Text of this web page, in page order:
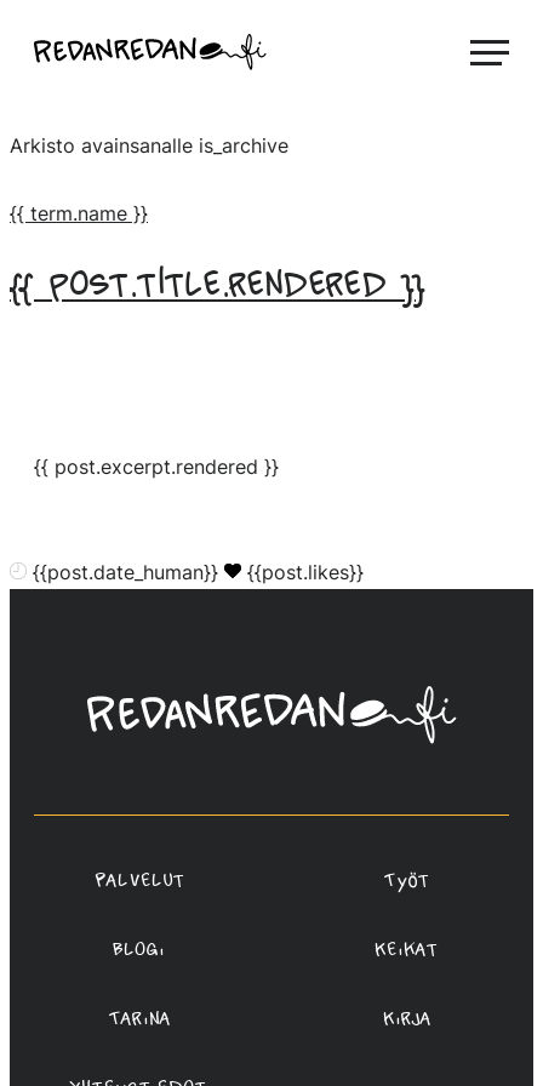
suoraan
Linda Saukko-Rauta, Redanredan Oy
piirrosvideoita
Arkisto avainsanalle is_archive
{{ term.name }}
{{ post.title.rendered }}
{{ post.excerpt.rendered }}
{{post.date_human}} {{post.likes}}
Linda
Saukko-
Oy
Palvelut Työt
Blogi Keikat
Tarina Kirja